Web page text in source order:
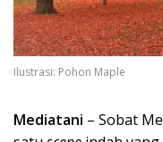
Ilustrasi: Pohon Maple
Mediatani – Sobat